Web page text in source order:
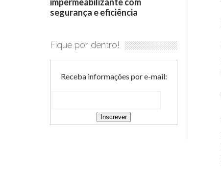
impermeabilizante com
segurança e eficiência
Fique por dentro!
Receba informações por e-mail: